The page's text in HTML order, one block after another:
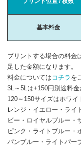
基本料金
プリントする場合の料金
足した金額になります。
料金については コチラ を
3L～5Lは+150円別途料金
120～150サイズはホワ
レンジ・イエロー・ライ
ビー・ロイヤルブルー・
ピンク・ライトブルー・
パンブルー・ライトパー